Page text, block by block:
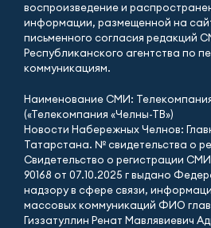
воспроизведение и
информации, размещенной на
письменного согласия редакций
Республиканского агентства по
коммуникациям.
Наименование СМИ:
(«Телекомпания «Челны-ТВ»)
Новости Набережных Челнов:
Татарстана. № свидетельства о
Свидетельство о регистрации
90168 от 07.10.2025 г выдано
надзору в сфере связи,
массовых коммуникаций ФИО
Гиззатуллин Ренат Мавлявиевич